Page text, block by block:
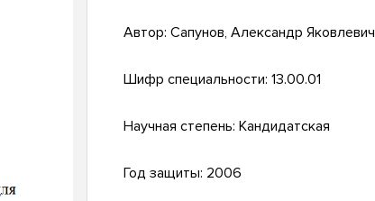
Автор: Сапунов, Александр Яковлевич
Шифр специальности: 13.00.01
Научная степень: Кандидатская
Год защиты: 2006